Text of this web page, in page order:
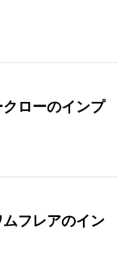
ローのインプ
フレアのイン